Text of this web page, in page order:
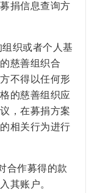
捐信息查询方
织或者个人基
慈善组织合
不得以任何形
的慈善组织应
，在募捐方案
相关行为进行
合作募得的款
其账户。